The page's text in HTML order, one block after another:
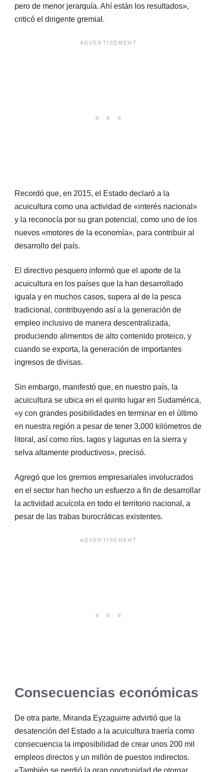
pero de menor jerarquía. Ahí están los resultados»,
criticó el dirigente gremial.
Recordó que, en 2015, el Estado declaró a la
acuicultura como una actividad de «interés nacional»
y la reconocía por su gran potencial, como uno de los
nuevos «motores de la economía», para contribuir al
desarrollo del país.
El directivo pesquero informó que el aporte de la
acuicultura en los países que la han desarrollado
iguala y en muchos casos, supera al de la pesca
tradicional, contribuyendo así a la generación de
empleo inclusivo de manera descentralizada,
produciendo alimentos de alto contenido proteico, y
cuando se exporta, la generación de importantes
ingresos de divisas.
Sin embargo, manifestó que, en nuestro país, la
acuicultura se ubica en el quinto lugar en Sudamérica,
«y con grandes posibilidades en terminar en el último
en nuestra región a pesar de tener 3,000 kilómetros de
litoral, así como ríos, lagos y lagunas en la sierra y
selva altamente productivos», precisó.
Agregó que los gremios empresariales involucrados
en el sector han hecho un esfuerzo a fin de desarrollar
la actividad acuícola en todo el territorio nacional, a
pesar de las trabas burocráticas existentes.
Consecuencias económicas
De otra parte, Miranda Eyzaguirre advirtió que la
desatención del Estado a la acuicultura traería como
consecuencia la imposibilidad de crear unos 200 mil
empleos directos y un millón de puestos indirectos.
«También se perdió la gran oportunidad de otorgar